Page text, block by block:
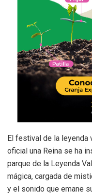
El festival de la leyenda
oficial una Reina se ha
parque de la Leyenda
mágica, cargada de
y el sonido que emane